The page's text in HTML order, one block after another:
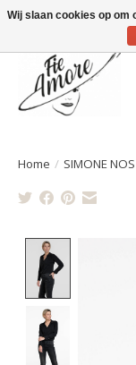
Home / SIMONE
Wij slaan cookies op om